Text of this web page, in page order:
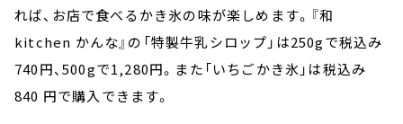
れば、お店で食べるかき氷の味が楽しめます。『和
kitchen かんな』の「特製牛乳シロップ」は250gで税込み
740円、500gで1,280円。また「いちごかき氷」は税込み
840 円で購入できます。